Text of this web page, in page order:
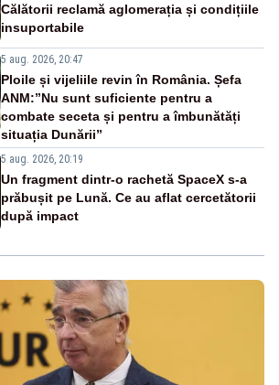
Călătorii reclamă aglomerația și condițiile
insuportabile
5 aug. 2026, 20:47
Ploile și vijeliile revin în România. Șefa
ANM:”Nu sunt suficiente pentru a
combate seceta și pentru a îmbunătăți
situația Dunării”
5 aug. 2026, 20:19
Un fragment dintr-o rachetă SpaceX s-a
prăbușit pe Lună. Ce au aflat cercetătorii
după impact